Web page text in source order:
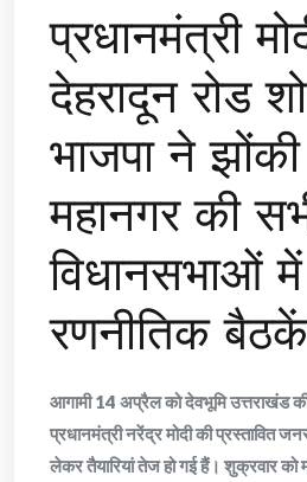
प्रधानमंत्री
देहरादून रोड
भाजपा ने
महानगर की
विधानसभाओं
रणनीतिक बैठकें
आगामी 14 अप्रैल को देवभूमि उत्तराखंड
प्रधानमंत्री नरेंद्र मोदी की प्रस्तावित
लेकर तैयारियां तेज हो गई हैं। शुक्रवार को